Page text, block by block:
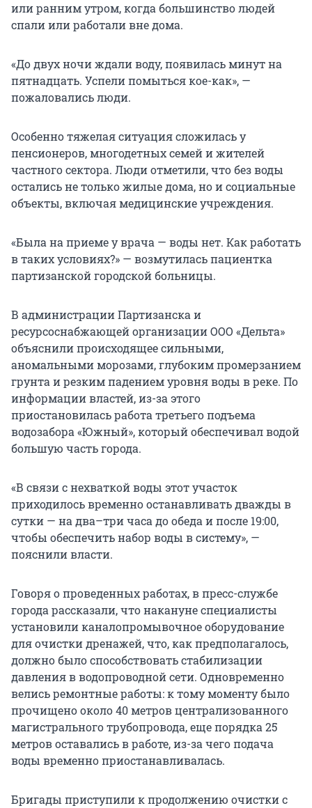
или ранним утром, когда большинство людей
спали или работали вне дома.
«До двух ночи ждали воду, появилась минут на
пятнадцать. Успели помыться кое-как», —
пожаловались люди.
Особенно тяжелая ситуация сложилась у
пенсионеров, многодетных семей и жителей
частного сектора. Люди отметили, что без воды
остались не только жилые дома, но и социальные
объекты, включая медицинские учреждения.
«Была на приеме у врача — воды нет. Как работать
в таких условиях?» — возмутилась пациентка
партизанской городской больницы.
В администрации Партизанска и
ресурсоснабжающей организации ООО «Дельта»
объяснили происходящее сильными,
аномальными морозами, глубоким промерзанием
грунта и резким падением уровня воды в реке. По
информации властей, из-за этого
приостановилась работа третьего подъема
водозабора «Южный», который обеспечивал водой
большую часть города.
«В связи с нехваткой воды этот участок
приходилось временно останавливать дважды в
сутки — на два–три часа до обеда и после 19:00,
чтобы обеспечить набор воды в систему», —
пояснили власти.
Говоря о проведенных работах, в пресс-службе
города рассказали, что накануне специалисты
установили каналопромывочное оборудование
для очистки дренажей, что, как предполагалось,
должно было способствовать стабилизации
давления в водопроводной сети. Одновременно
велись ремонтные работы: к тому моменту было
прочищено около 40 метров централизованного
магистрального трубопровода, еще порядка 25
метров оставались в работе, из-за чего подача
воды временно приостанавливалась.
Бригады приступили к продолжению очистки с